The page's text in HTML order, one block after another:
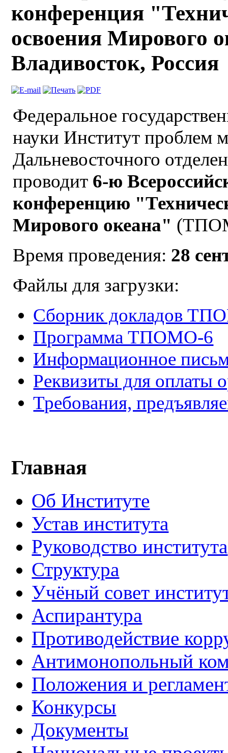
конференция
освоения Мирового
Владивосток, Россия
Федеральное
науки Институт проблем
Дальневосточного
проводит 6-ю
конференцию
Мирового океана"
Время проведения: 28
Файлы для загрузки:
Сборник докладов
Программа ТПОМО-6
Информационное
Реквизиты для оплаты
Требования,
Главная
Об Институте
Устав института
Руководство института
Структура
Учёный совет
Аспирантура
Противодействие
Антимонопольный
Положения и
Конкурсы
Документы